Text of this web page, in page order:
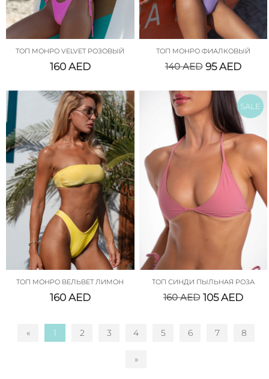
ТОП МОНРО VELVET РОЗОВЫЙ
160 AED
ТОП МОНРО ФИАЛКОВЫЙ
140AED 95AED
ТОП МОНРО ВЕЛЬВЕТ ЛИМОН
160 AED
SALE
ТОП СИНДИ ПЫЛЬНАЯ РОЗА
160AED 105AED
« 1 2 3 4 5 6 7 8
»